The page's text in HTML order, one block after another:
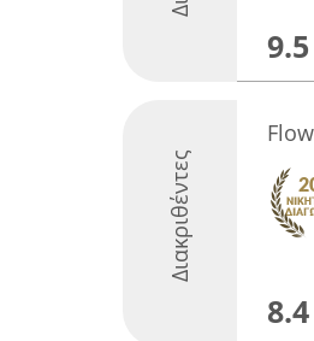
9.5
Διακριθέντες
8.4